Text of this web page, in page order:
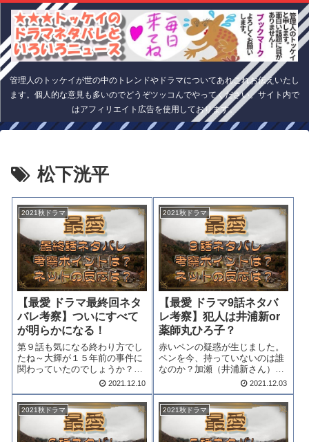
管理人のトッケイが世の中のトレンドやドラマについてあれこれお伝えいたし
ます。個人的な意見も多いのでどうぞツッコんでやってください。サイト内で
はアフィリエイト広告を使用しております。
松下洸平
2021秋ドラマ
【最愛 ドラマ最終回ネタ
バレ考察】ついにすべて
が明らかになる！
第９話も気になる終わり方でし
たね～大輝が１５年前の事件に
関わっていたのでしょうか？藤
井と梓との関係は一体？？つい
に全てが明らかになる最終話。
「最愛ドラマ最終回ネタバレ考
察」をどうぞ。 「最愛」最終回
ネタバレ15年前の台風の
夜・・・梨央の父、...
2021.12.10
2021秋ドラマ
【最愛 ドラマ9話ネタバ
レ考察】犯人は井浦新or
薬師丸ひろ子？
赤いペンの疑惑が生じました。
ペンを今、持っていないのは誰
なのか？加瀬（井浦新さん）な
のか梓（薬師丸ひろ子さん）な
のか？それとも政信？この辺を
考察してまいりましょ。「最
愛」ドラマ9話ネタバレ考察を
どうぞ！！！最愛9話ネタバレ
渡辺の父親の水死体...
2021.12.03
2021秋ドラマ 2021秋ドラマ